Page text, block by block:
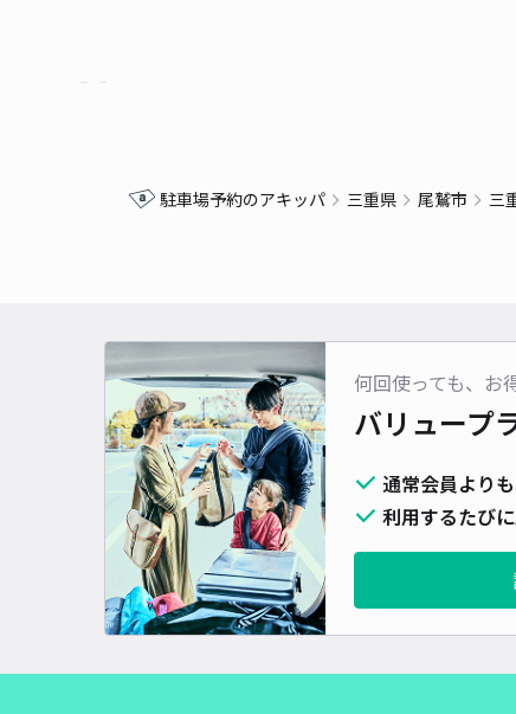
駐車場予約のアキッパ 三重県 尾鷲市 三
何回使っても、お
バリュープ
通常会員より
利用するたび